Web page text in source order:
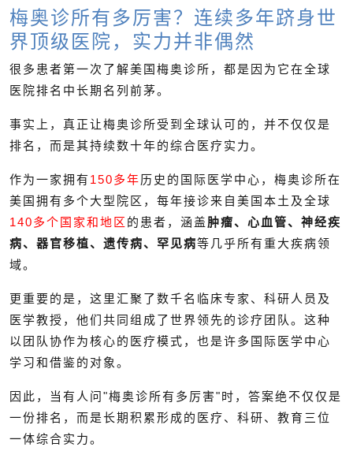
梅奥诊所有多厉害？连续多年跻身世
界顶级医院，实力并非偶然
很多患者第一次了解美国梅奥诊所，都是因为它在全球
医院排名中长期名列前茅。
事实上，真正让梅奥诊所受到全球认可的，并不仅仅是
排名，而是其持续数十年的综合医疗实力。
作为一家拥有 150多年历史的国际医学中心，梅奥诊所在
美国拥有多个大型院区，每年接诊来自美国本土及全球
140多个国家和地区 的患者，涵盖 肿瘤、心血管、神经疾
病、器官移植、遗传病、罕见病等几乎所有重大疾病领
域。
更重要的是，这里汇聚了数千名临床专家、科研人员及
医学教授，他们共同组成了世界领先的诊疗团队。这种
以团队协作为核心的医疗模式，也是许多国际医学中心
学习和借鉴的对象。
因此，当有人问"梅奥诊所有多厉害"时，答案绝不仅仅是
一份排名，而是长期积累形成的医疗、科研、教育三位
一体综合实力。